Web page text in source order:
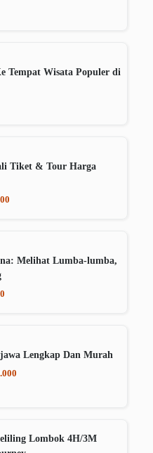
Tempat Wisata Populer di
Tiket & Tour Harga
Melihat Lumba-lumba,
Lengkap Dan Murah
Lombok 4H/3M